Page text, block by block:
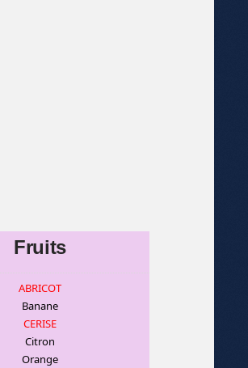
Fruits
ABRICOT
Banane
CERISE
Citron
Orange